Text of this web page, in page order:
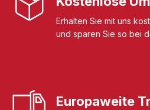
Erhalten Sie mit uns
und sparen Sie so bei
Europaweite